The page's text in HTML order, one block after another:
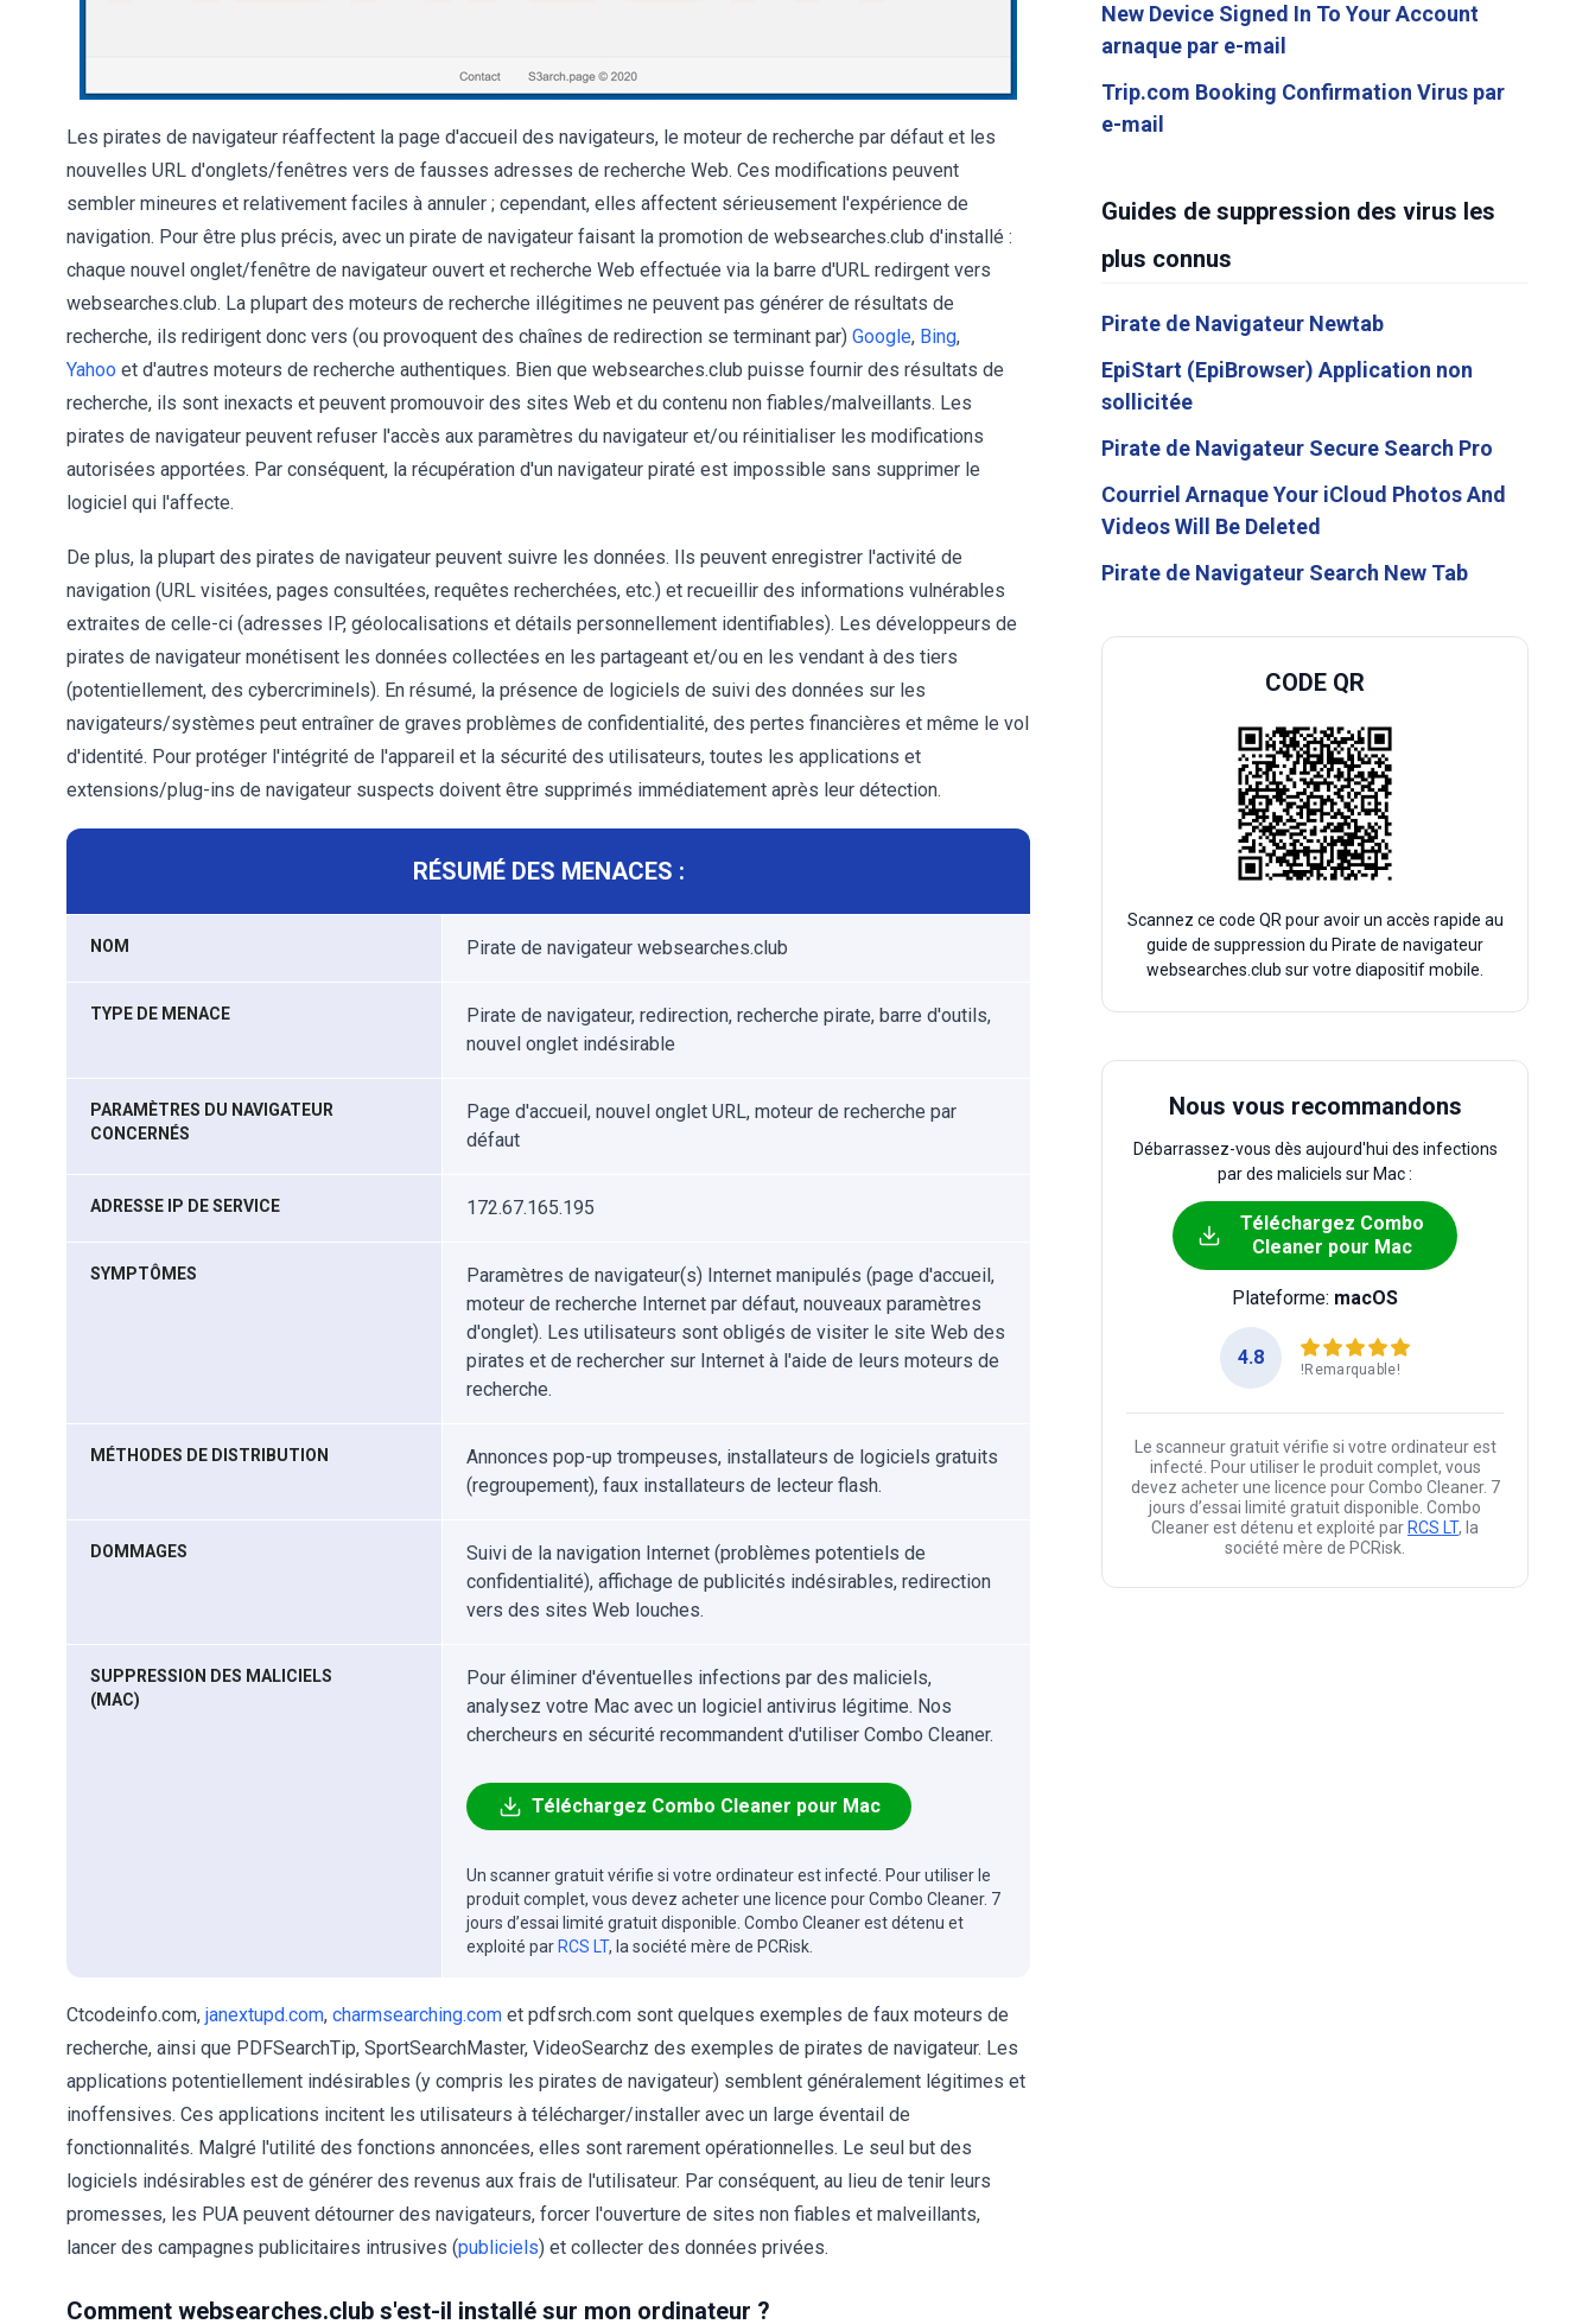
Les pirates de navigateur réaffectent la page d'accueil des navigateurs, le moteur de recherche par défaut et les
nouvelles URL d'onglets/fenêtres vers de fausses adresses de recherche Web. Ces modifications peuvent
sembler mineures et relativement faciles à annuler ; cependant, elles affectent sérieusement l'expérience de
navigation. Pour être plus précis, avec un pirate de navigateur faisant la promotion de websearches.club d'installé :
chaque nouvel onglet/fenêtre de navigateur ouvert et recherche Web effectuée via la barre d'URL redirgent vers
websearches.club. La plupart des moteurs de recherche illégitimes ne peuvent pas générer de résultats de
recherche, ils redirigent donc vers (ou provoquent des chaînes de redirection se terminant par) Google, Bing,
Yahoo et d'autres moteurs de recherche authentiques. Bien que websearches.club puisse fournir des résultats de
recherche, ils sont inexacts et peuvent promouvoir des sites Web et du contenu non fiables/malveillants. Les
pirates de navigateur peuvent refuser l'accès aux paramètres du navigateur et/ou réinitialiser les modifications
autorisées apportées. Par conséquent, la récupération d'un navigateur piraté est impossible sans supprimer le
logiciel qui l'affecte.
De plus, la plupart des pirates de navigateur peuvent suivre les données. Ils peuvent enregistrer l'activité de
navigation (URL visitées, pages consultées, requêtes recherchées, etc.) et recueillir des informations vulnérables
extraites de celle-ci (adresses IP, géolocalisations et détails personnellement identifiables). Les développeurs de
pirates de navigateur monétisent les données collectées en les partageant et/ou en les vendant à des tiers
(potentiellement, des cybercriminels). En résumé, la présence de logiciels de suivi des données sur les
navigateurs/systèmes peut entraîner de graves problèmes de confidentialité, des pertes financières et même le vol
d'identité. Pour protéger l'intégrité de l'appareil et la sécurité des utilisateurs, toutes les applications et
extensions/plug-ins de navigateur suspects doivent être supprimés immédiatement après leur détection.
RÉSUMÉ DES MENACES :
NOM Pirate de navigateur websearches.club
TYPE DE MENACE
Pirate de navigateur, redirection, recherche pirate, barre d'outils,
nouvel onglet indésirable
PARAMÈTRES DU NAVIGATEUR
CONCERNÉS
Page d'accueil, nouvel onglet URL, moteur de recherche par
défaut
ADRESSE IP DE SERVICE 172.67.165.195
SYMPTÔMES
Paramètres de navigateur(s) Internet manipulés (page d'accueil,
moteur de recherche Internet par défaut, nouveaux paramètres
d'onglet). Les utilisateurs sont obligés de visiter le site Web des
pirates et de rechercher sur Internet à l'aide de leurs moteurs de
recherche.
MÉTHODES DE DISTRIBUTION
Annonces pop-up trompeuses, installateurs de logiciels gratuits
(regroupement), faux installateurs de lecteur flash.
DOMMAGES
Suivi de la navigation Internet (problèmes potentiels de
confidentialité), affichage de publicités indésirables, redirection
vers des sites Web louches.
SUPPRESSION DES MALICIELS
(MAC)
Pour éliminer d'éventuelles infections par des maliciels,
analysez votre Mac avec un logiciel antivirus légitime. Nos
chercheurs en sécurité recommandent d'utiliser Combo Cleaner.
Téléchargez Combo Cleaner pour Mac
Un scanner gratuit vérifie si votre ordinateur est infecté. Pour utiliser le
produit complet, vous devez acheter une licence pour Combo Cleaner. 7
jours d’essai limité gratuit disponible. Combo Cleaner est détenu et
exploité par RCS LT, la société mère de PCRisk.
Ctcodeinfo.com, janextupd.com, charmsearching.com et pdfsrch.com sont quelques exemples de faux moteurs de
recherche, ainsi que PDFSearchTip, SportSearchMaster, VideoSearchz des exemples de pirates de navigateur. Les
applications potentiellement indésirables (y compris les pirates de navigateur) semblent généralement légitimes et
inoffensives. Ces applications incitent les utilisateurs à télécharger/installer avec un large éventail de
fonctionnalités. Malgré l'utilité des fonctions annoncées, elles sont rarement opérationnelles. Le seul but des
logiciels indésirables est de générer des revenus aux frais de l'utilisateur. Par conséquent, au lieu de tenir leurs
promesses, les PUA peuvent détourner des navigateurs, forcer l'ouverture de sites non fiables et malveillants,
lancer des campagnes publicitaires intrusives (publiciels) et collecter des données privées.
Comment websearches.club s'est-il installé sur mon ordinateur ?
New Device Signed In To Your Account
arnaque par e-mail
Trip.com Booking Confirmation Virus par
e-mail
Guides de suppression des virus les
plus connus
Pirate de Navigateur Newtab
EpiStart (EpiBrowser) Application non
sollicitée
Pirate de Navigateur Secure Search Pro
Courriel Arnaque Your iCloud Photos And
Videos Will Be Deleted
Pirate de Navigateur Search New Tab
CODE QR
Scannez ce code QR pour avoir un accès rapide au
guide de suppression du Pirate de navigateur
websearches.club sur votre diapositif mobile.
Nous vous recommandons
Débarrassez-vous dès aujourd'hui des infections
par des maliciels sur Mac :
Téléchargez Combo
Cleaner pour Mac
Plateforme: macOS
4.8
!Remarquable!
Le scanneur gratuit vérifie si votre ordinateur est
infecté. Pour utiliser le produit complet, vous
devez acheter une licence pour Combo Cleaner. 7
jours d’essai limité gratuit disponible. Combo
Cleaner est détenu et exploité par RCS LT, la
société mère de PCRisk.